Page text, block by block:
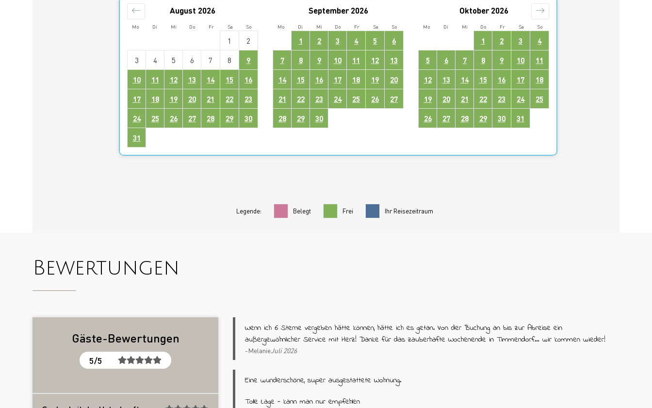
Mo Di Mi Do Fr Sa So Mo Di Mi Do Fr Sa So Mo Di Mi Do Fr Sa So
August 2026
1
2
3
4 5 6 7 8
9
10
11 12 13 14 15
16
17
18 19 20 21 22
23
24
25 26 27 28 29
30
31
September 2026
1 2 3 4 5
6
7
8 9 10 11 12
13
14
15 16 17 18 19
20
21
22 23 24 25 26
27
28
29 30
Oktober 2026
1 2 3
4
5
6 7 8 9 10
11
12
13 14 15 16 17
18
19
20 21 22 23 24
25
26
27 28 29 30 31
Legende: Belegt Frei Ihr Reisezeitraum
Bewertungen
Gäste-Bewertungen
5/5
Wenn ich 6 Sterne vergeben hätte können, hätte ich es getan. Von der Buchung an bis zur Abreise ein
außergewöhnlicher Service mit Herz! Danke für das zauberhafte Wochenende in Timmendorf… wir kommen wieder!
MelanieJuli 2026
Eine wunderschöne, super ausgestattete Wohnung.
Tolle Lage - kann man nur empfehlen